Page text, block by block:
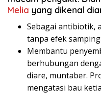
Melia yang dikenal
Sebagai antibiotik,
tanpa efek samping.
Membantu
berhubungan
diare, muntaber.
mengatasi bau